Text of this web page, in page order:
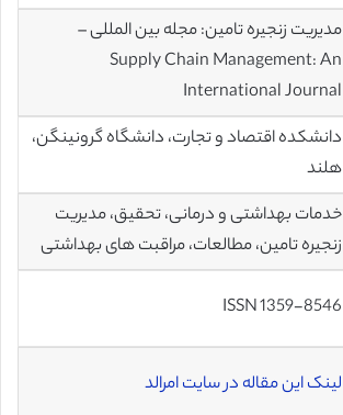
مدیریت زنجیره تامین: مجله بین المللی –
Supply Chain Management: An
International Journal
دانشکده اقتصاد و تجارت، دانشگاه گرونینگن،
هلند
خدمات بهداشتی و درمانی، تحقیق، مدیریت
زنجیره تامین، مطالعات، مراقبت های بهداشتی
ISSN 1359-8546
لینک این مقاله در سایت امرالد